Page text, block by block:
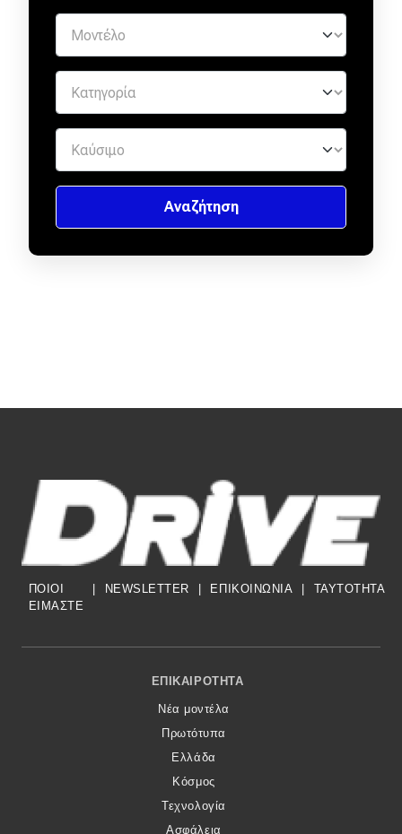
ΠΟΙΟΙ
ΕΙΜΑΣΤΕ
| NEWSLETTER | ΕΠΙΚΟΙΝΩΝΙΑ | TAYTOTHTA
Footer Menu
ΕΠΙΚΑΙΡΌΤΗΤΑ
Νέα μοντέλα
Πρωτότυπα
Ελλάδα
Κόσμος
Τεχνολογία
Ασφάλεια